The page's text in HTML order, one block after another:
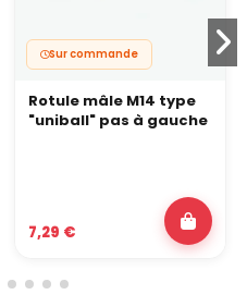
Sur commande
Rotule mâle M14 type
"uniball" pas à gauche
7,29 €